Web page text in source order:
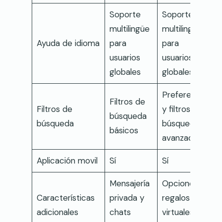
Ayuda de idioma
Soporte
multilingüe
para
usuarios
globales
Soporte
multilingüe
para
usuarios
globales
Filtros de
búsqueda
Filtros de
búsqueda
básicos
Preferencias
y filtros de
búsqueda
avanzada
Aplicación movil Sí Sí
Características
adicionales
Mensajería
privada y
chats
Opciones de
regalos
virtuales y